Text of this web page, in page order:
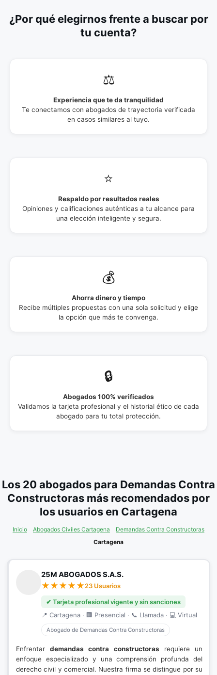
¿Por qué elegirnos frente a buscar por
tu cuenta?
⚖️
Experiencia que te da tranquilidad
Te conectamos con abogados de trayectoria verificada
en casos similares al tuyo.
⭐
Respaldo por resultados reales
Opiniones y calificaciones auténticas a tu alcance para
una elección inteligente y segura.
💰
Ahorra dinero y tiempo
Recibe múltiples propuestas con una sola solicitud y elige
la opción que más te convenga.
🔒
Abogados 100% verificados
Validamos la tarjeta profesional y el historial ético de cada
abogado para tu total protección.
Los 20 abogados para Demandas Contra
Constructoras más recomendados por
los usuarios en Cartagena
Inicio Abogados Civiles Cartagena
Demandas Contra Constructoras
Cartagena
25M ABOGADOS S.A.S.
23 Usuarios
✔ Tarjeta profesional vigente y sin sanciones
📍 Cartagena · 🏢 Presencial · 📞 Llamada · 💻 Virtual
Abogado de Demandas Contra Constructoras
Enfrentardemandas contra constructoras requiere un
enfoque especializado y una comprensión profunda del
derecho civil y comercial. Nuestra firma se distingue por su